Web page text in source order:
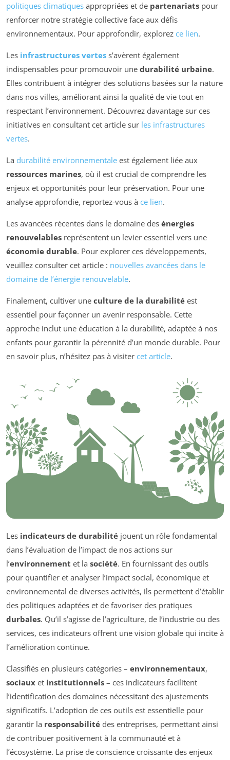
politiques climatiques appropriées et de partenariats pour
renforcer notre stratégie collective face aux défis
environnementaux. Pour approfondir, explorez ce lien.
Les infrastructures vertes s’avèrent également
indispensables pour promouvoir une durabilité urbaine.
Elles contribuent à intégrer des solutions basées sur la nature
dans nos villes, améliorant ainsi la qualité de vie tout en
respectant l’environnement. Découvrez davantage sur ces
initiatives en consultant cet article sur les infrastructures
vertes.
La durabilité environnementale est également liée aux
ressources marines, où il est crucial de comprendre les
enjeux et opportunités pour leur préservation. Pour une
analyse approfondie, reportez-vous à ce lien.
Les avancées récentes dans le domaine des énergies
renouvelables représentent un levier essentiel vers une
économie durable. Pour explorer ces développements,
veuillez consulter cet article : nouvelles avancées dans le
domaine de l’énergie renouvelable.
Finalement, cultiver une culture de la durabilité est
essentiel pour façonner un avenir responsable. Cette
approche inclut une éducation à la durabilité, adaptée à nos
enfants pour garantir la pérennité d’un monde durable. Pour
en savoir plus, n’hésitez pas à visiter cet article.
Les indicateurs de durabilité jouent un rôle fondamental
dans l’évaluation de l’impact de nos actions sur
l’environnement et la société. En fournissant des outils
pour quantifier et analyser l’impact social, économique et
environnemental de diverses activités, ils permettent d’établir
des politiques adaptées et de favoriser des pratiques
durbales. Qu’il s’agisse de l’agriculture, de l’industrie ou des
services, ces indicateurs offrent une vision globale qui incite à
l’amélioration continue.
Classifiés en plusieurs catégories – environnementaux,
sociaux et institutionnels – ces indicateurs facilitent
l’identification des domaines nécessitant des ajustements
significatifs. L’adoption de ces outils est essentielle pour
garantir la responsabilité des entreprises, permettant ainsi
de contribuer positivement à la communauté et à
l’écosystème. La prise de conscience croissante des enjeux